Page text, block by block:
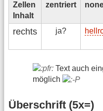
Zellen
Inhalt
zentriert
rechts ja?
Text auch
möglich
Überschrift (5x=)